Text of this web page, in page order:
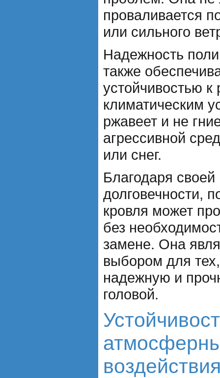
проваливается
или сильного
Надежность
также
устойчивостью
климатическим
ржавеет и не
агрессивной
или снег.
Благодаря
долговечности,
кровля может
без
замене. Она
выбором для
надежную и
головой.